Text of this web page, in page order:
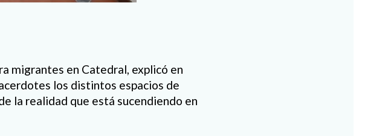
migrantes en Catedral, explicó en
los distintos espacios de
la realidad que está sucendiendo en